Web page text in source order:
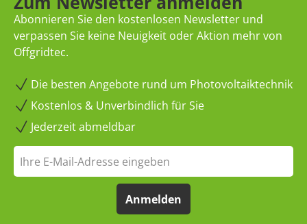
Abonnieren Sie den kostenlosen Newsletter und
verpassen Sie keine Neuigkeit oder Aktion mehr von
Offgridtec.
Die besten Angebote rund um Photovoltaiktechnik
Kostenlos & Unverbindlich für Sie
Jederzeit abmeldbar
Anmelden